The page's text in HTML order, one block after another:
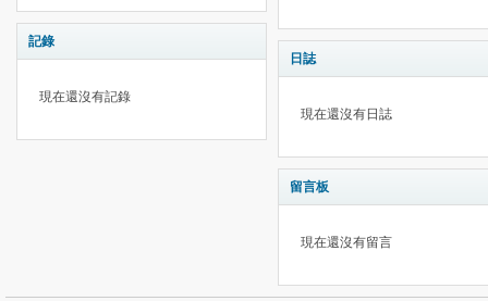
記錄
現在還沒有記錄
日誌
現在還沒有日誌
留言板
現在還沒有留言